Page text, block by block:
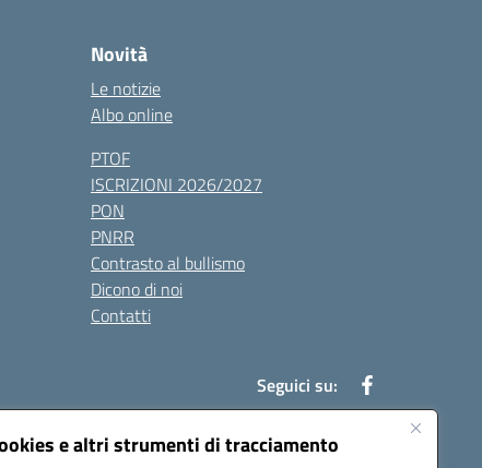
e altri strumenti di tracciamento
Novità
Le notizie
Albo online
PTOF
ISCRIZIONI 2026/2027
PON
PNRR
Contrasto al bullismo
Dicono di noi
Contatti
Seguici su: